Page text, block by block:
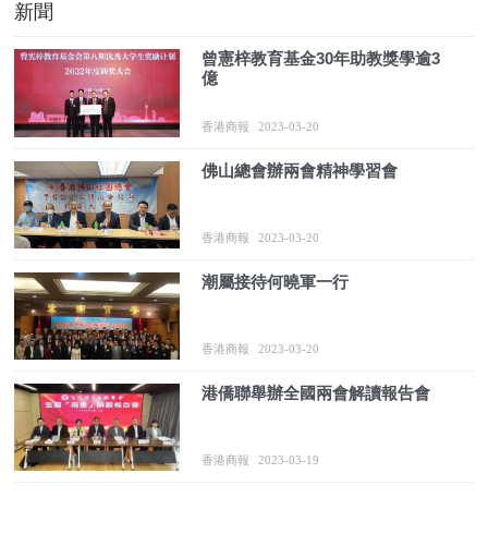
新聞
曾憲梓教育基金30年助教獎學逾3
億
香港商報 2023-03-20
佛山總會辦兩會精神學習會
香港商報 2023-03-20
潮屬接待何曉軍一行
香港商報 2023-03-20
港僑聯舉辦全國兩會解讀報告會
香港商報 2023-03-19